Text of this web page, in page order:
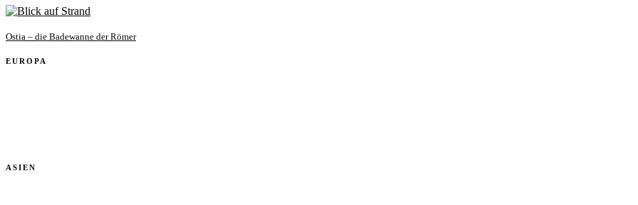
Ostia – die Badewanne der Römer
EUROPA
ASIEN